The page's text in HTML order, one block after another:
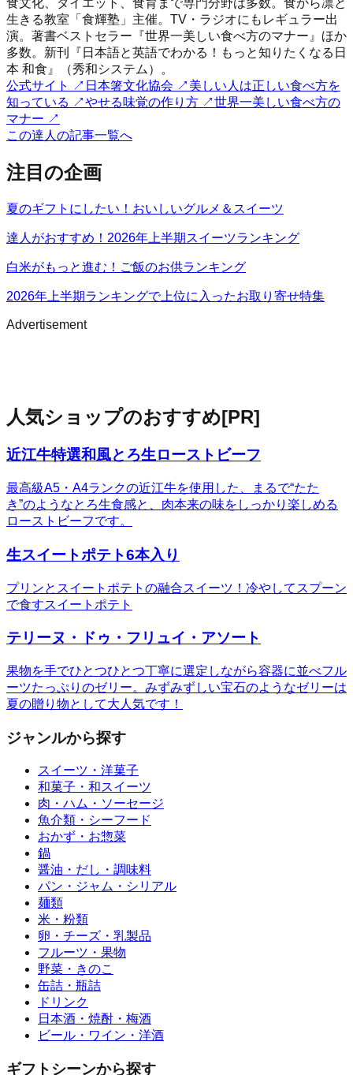
生きる教室「食輝塾」主催。TV・ラジオにもレギュラー出
演。著書ベストセラー『世界一美しい食べ方のマナー』ほか
多数。新刊『日本語と英語でわかる！もっと知りたくなる日
本 和食』（秀和システム）。
公式サイト
↗ 日本箸文化協会 ↗ 美しい人は正しい食べ方を
知っている ↗やせる味覚の作り方 ↗世界一美しい食べ方の
マナー ↗
この達人の記事一覧へ
注目の企画
夏のギフトにしたい！おいしいグルメ＆スイーツ
達人がおすすめ！2026年上半期スイーツランキング
白米がもっと進む！ご飯のお供ランキング
2026年上半期ランキングで上位に入ったお取り寄せ特集
Advertisement
人気ショップのおすすめ[PR]
近江牛特選和風とろ生ローストビーフ
最高級A5・A4ランクの近江牛を使用した、まるで“たた
き”のようなとろ生食感と、肉本来の味をしっかり楽しめる
ローストビーフです。
生スイートポテト6本入り
プリンとスイートポテトの融合スイーツ！冷やしてスプーン
で食すスイートポテト
テリーヌ・ドゥ・フリュイ・アソート
果物を手でひとつひとつ丁寧に選定しながら容器に並べフル
ーツたっぷりのゼリー。みずみずしい宝石のようなゼリーは
夏の贈り物として大人気です！
ジャンルから探す
スイーツ・洋菓子
和菓子・和スイーツ
肉・ハム・ソーセージ
魚介類・シーフード
おかず・お惣菜
鍋
醤油・だし・調味料
パン・ジャム・シリアル
麺類
米・粉類
卵・チーズ・乳製品
フルーツ・果物
野菜・きのこ
缶詰・瓶詰
ドリンク
日本酒・焼酎・梅酒
ビール・ワイン・洋酒
ギフトシーンから探す